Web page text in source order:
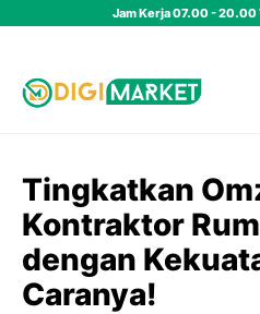
Jam Kerja 07.00 - 20.00
Tingkatkan
Kontraktor
dengan
Caranya!